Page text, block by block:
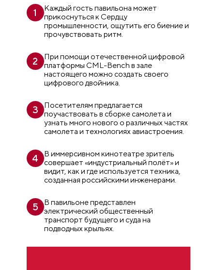
1
Каждый гость павильона может
прикоснуться к Сердцу
промышленности, ощутить его биение и
прочувствовать ритм.
2
При помощи отечественной цифровой
платформы CML-Bench в зале
настоящего можно создать своего
цифрового двойника.
3
Посетителям предлагается
поучаствовать в сборке самолета и
узнать много нового о различных частях
самолета и технологиях авиастроения.
4
В иммерсивном кинотеатре зритель
совершает «индустриальный полёт» и
видит, как и где используется техника,
созданная российскими инженерами.
5
В павильоне представлен
электрический общественный
транспорт будущего и суда на
подводных крыльях.